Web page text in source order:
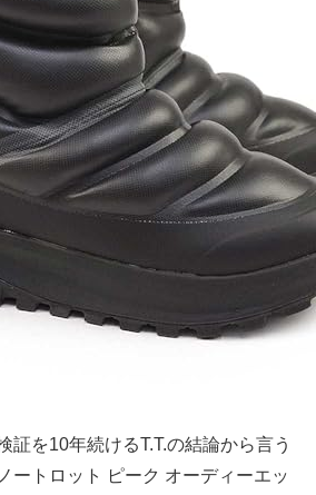
証を10年続けるT.T.の結論から言う
ートロット ピーク オーディーエッ